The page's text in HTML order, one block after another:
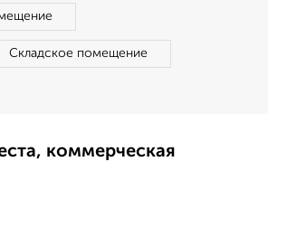
Складское помещение
коммерческая